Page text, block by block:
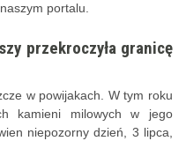
portalu.
przekroczyła granicę
w powijakach. W tym roku
kamieni milowych w jego
niepozorny dzień, 3 lipca,